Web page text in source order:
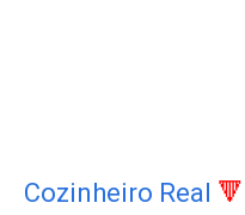
Cozinheiro Real